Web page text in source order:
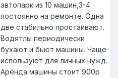
автопарк из 10 машин,3-4
постоянно на ремонте. Одна
две стабильно простаивают.
Водятлы периодически
бухают и бьют машины. Чаще
используют для личных нужд.
Аренда машины стоит 900р